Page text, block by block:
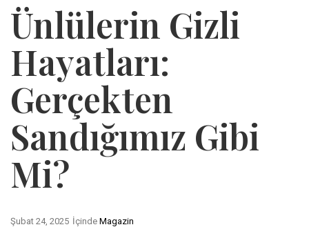
Ünlülerin Gizli
Hayatları:
Gerçekten
Sandığımız Gibi
Mi?
İçinde Magazin
Şubat 24, 2025